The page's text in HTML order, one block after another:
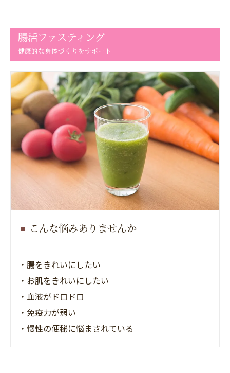
腸活ファスティング
健康的な身体づくりをサポート
こんな悩みありませんか
・腸をきれいにしたい
・お肌をきれいにしたい
・血液がドロドロ
・免疫力が弱い
・慢性の便秘に悩まされている